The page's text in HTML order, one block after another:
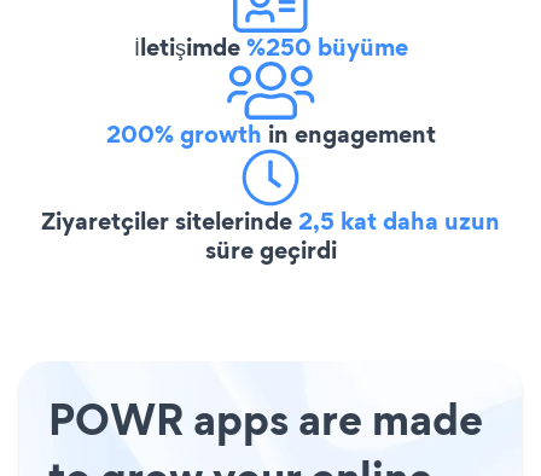
İletişimde%250 büyüme
200% growth in engagement
Ziyaretçiler sitelerinde2,5 kat daha uzun
süre geçirdi
POWR apps are made